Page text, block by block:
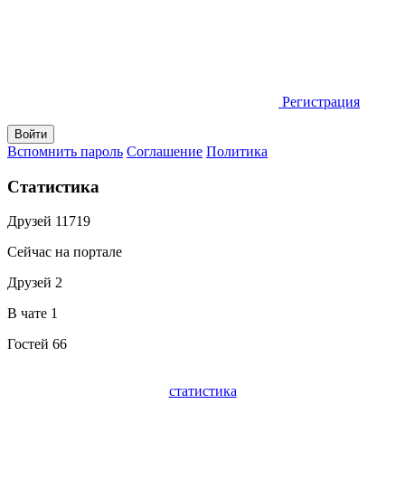
Регистрация
Вспомнить пароль Соглашение Политика
Статистика
Друзей 11719
Сейчас на портале
Друзей 2
В чате 1
Гостей 66
статистика